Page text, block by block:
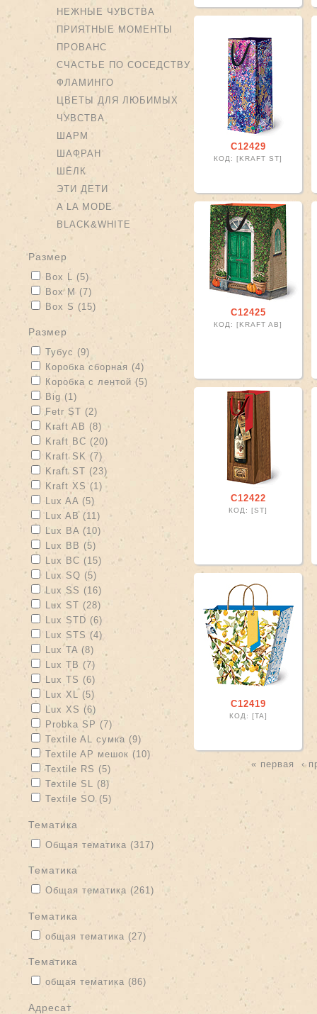
НЕЖНЫЕ ЧУВСТВА
ПРИЯТНЫЕ МОМЕНТЫ
ПРОВАНС
СЧАСТЬЕ ПО СОСЕДСТВУ
ФЛАМИНГО
ЦВЕТЫ ДЛЯ ЛЮБИМЫХ
ЧУВСТВА
ШАРМ
ШАФРАН
ШЁЛК
ЭТИ ДЕТИ
A LA MODE
BLACK&WHITE
размер
Apply Box L filter
Box L (5) Apply Box L filter
Apply Box M filter
Box M (7)
Apply Box S filter
Box S (15) Apply Box S filter
размер
Apply Тубус filter
Тубус (9) Apply Тубус filter
Apply Коробка сборная filter
Коробка сборная (4) Apply Коробка сборная filter
Apply Коробка с лентой filter
Коробка с лентой (5) Apply Коробка с лентой filter
Apply Big filter
Big (1)
Apply Fetr ST filter
Fetr ST (2) Apply Fetr ST filter
Apply Kraft AB filter
Kraft AB (8) Apply Kraft AB filter
Apply Kraft BC filter
Kraft BC (20) Apply Kraft BC filter
Apply Kraft SK filter
Kraft SK (7) Apply Kraft SK filter
Apply Kraft ST filter
Kraft ST (23) Apply Kraft ST filter
Apply Kraft XS filter
Kraft XS (1) Apply Kraft XS filter
Apply Lux AA filter
Lux AA (5)
Apply Lux AB filter
Lux AB (11) Apply Lux AB filter
Apply Lux BA filter
Lux BA (10) Apply Lux BA filter
Apply Lux BB filter
Lux BB (5) Apply Lux BB filter
Apply Lux BC filter
Lux BC (15) Apply Lux BC filter
Apply Lux SQ filter
Lux SQ (5)
Apply Lux SS filter
Lux SS (16) Apply Lux SS filter
Apply Lux ST filter
Lux ST (28) Apply Lux ST filter
Apply Lux STD filter
Lux STD (6) Apply Lux STD filter
Apply Lux STS filter
Lux STS (4) Apply Lux STS filter
Apply Lux TA filter
Lux TA (8)
Apply Lux TB filter
Lux TB (7) Apply Lux TB filter
Apply Lux TS filter
Lux TS (6)
Apply Lux XL filter
Lux XL (5) Apply Lux XL filter
Apply Lux XS filter
Lux XS (6) Apply Lux XS filter
Apply Probka SP filter
Probka SP (7) Apply Probka SP filter
Apply Textile AL сумка filter
Textile AL сумка (9) Apply Textile AL сумка filter
Apply Textile AP мешок filter
Textile AP мешок (10) Apply Textile AP мешок filter
Apply Textile RS filter
Textile RS (5) Apply Textile RS filter
Apply Textile SL filter
Textile SL (8) Apply Textile SL filter
Apply Textile SO filter
Textile SO (5) Apply Textile SO filter
тематика
Apply Общая тематика filter
Общая тематика (317) Apply Общая тематика filter
тематика
Apply Общая тематика filter
Общая тематика (261)
тематика
Apply общая тематика filter
общая тематика (27)
Тематика
Apply общая тематика filter
общая тематика (86) Apply общая тематика filter
адресат
С12429
КОД: [KRAFT ST]
С12425
КОД: [KRAFT AB]
С12422
КОД: [ST]
С12419
КОД: [TA]
Страницы
« первая ‹